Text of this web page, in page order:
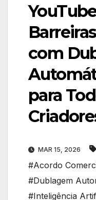
com
para
MAR 15, 2026
#Acordo
#Dublagem
#Inteligência